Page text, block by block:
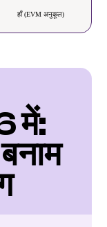
हाँ (EVM अनुकूल)
में: